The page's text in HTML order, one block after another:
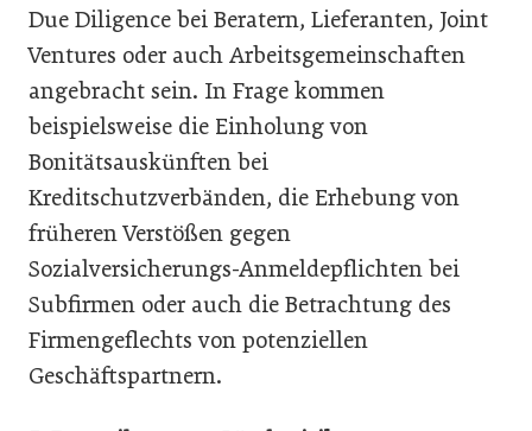
Due Diligence bei Beratern, Lieferanten, Joint
Ventures oder auch Arbeitsgemeinschaften
angebracht sein. In Frage kommen
beispielsweise die Einholung von
Bonitätsauskünften bei
Kreditschutzverbänden, die Erhebung von
früheren Verstößen gegen
Sozialversicherungs-Anmeldepflichten bei
Subfirmen oder auch die Betrachtung des
Firmengeflechts von potenziellen
Geschäftspartnern.